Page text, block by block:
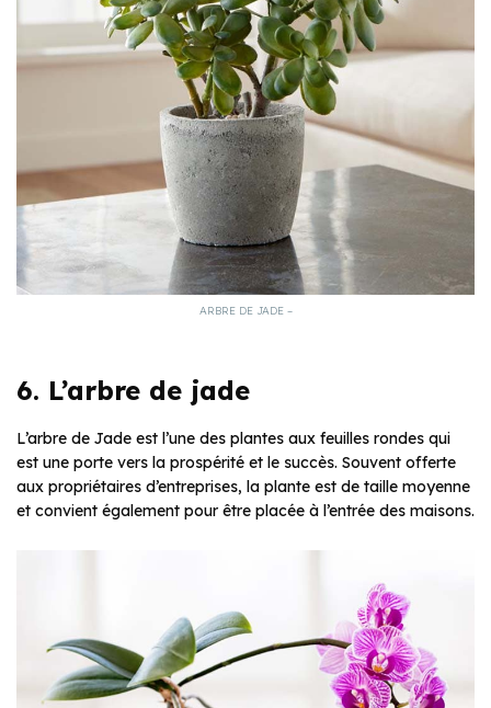
ARBRE DE JADE –
6. L’arbre de jade
L’arbre de Jade est l’une des plantes aux feuilles rondes qui
est une porte vers la prospérité et le succès. Souvent offerte
aux propriétaires d’entreprises, la plante est de taille moyenne
et convient également pour être placée à l’entrée des maisons.